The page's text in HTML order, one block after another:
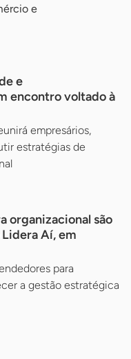
e
e
encontro voltado à
empresários,
estratégias de
organizacional são
Aí, em
para
a gestão estratégica